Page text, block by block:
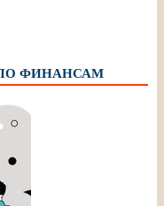
ФИНАНСАМ